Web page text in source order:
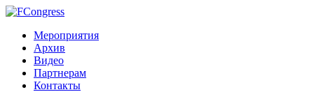
Мероприятия
Архив
Видео
Партнерам
Контакты